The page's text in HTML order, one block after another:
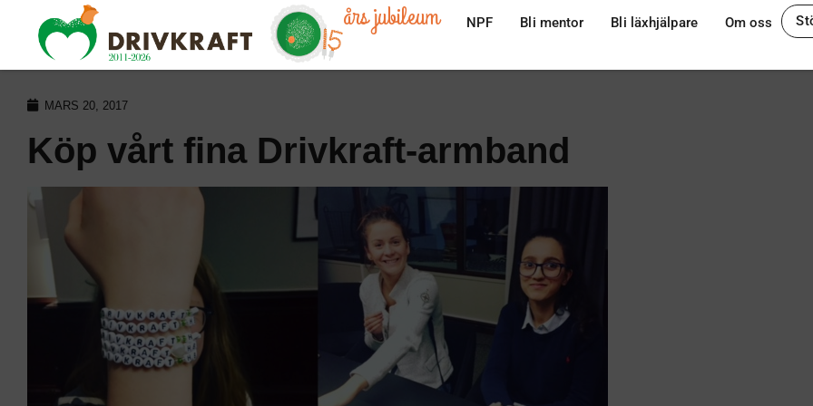
års jubileum NPF Bli mentor Bli läxhjälpare Om oss
MARS 20, 2017
Köp vårt fina Drivkraft-armband